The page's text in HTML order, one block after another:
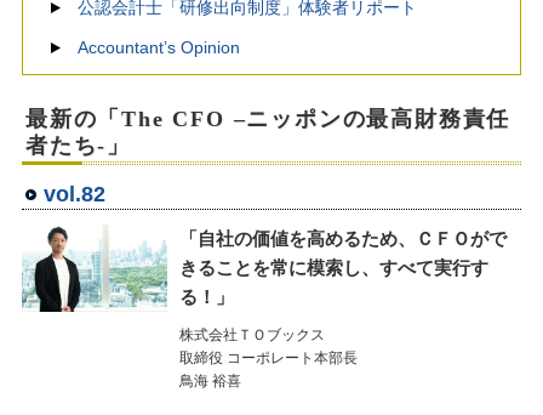
公認会計士「研修出向制度」体験者リポート
Accountant’s Opinion
最新の「The CFO –ニッポンの最高財務責任
者たち-」
vol.82
「自社の価値を高めるため、ＣＦＯがで
きることを常に模索し、すべて実行す
る！」
株式会社ＴＯブックス
取締役 コーポレート本部長
鳥海 裕喜